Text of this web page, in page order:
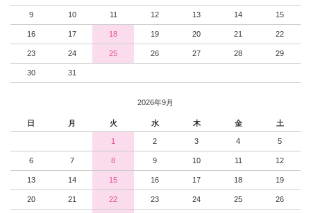
9 10 11 12 13 14 15
16 17 18 19 20 21 22
23 24 25 26 27 28 29
30 31
2026年9月
日 月 火 水 木 金 土
1 2 3 4 5
6 7 8 9 10 11 12
13 14 15 16 17 18 19
20 21 22 23 24 25 26